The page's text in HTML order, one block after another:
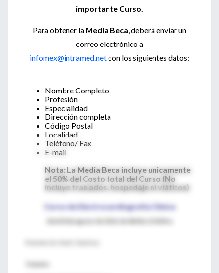
importante Curso.
Para obtener la Media Beca, deberá enviar un
correo electrónico a
infomex@intramed.netcon los siguientes datos:
Nombre Completo
Profesión
Especialidad
Dirección completa
Código Postal
Localidad
Teléfono/ Fax
E-mail
Nota: La Media Beca incluye unicamente
el 50% del Costo total del Curso (No
incluye traslados, hospedaje ni viáticos)
Curso de Electrocardiografía Clínica